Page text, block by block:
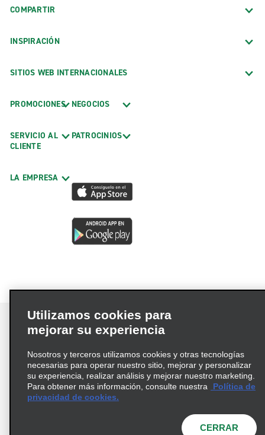
COMPARTIR
INSPIRACIÓN
SITIOS WEB INTERNACIONALES
PROMOCIONES
SERVICIO AL
CLIENTE
LA EMPRESA
NEGOCIOS
PATROCINIOS
Términos de uso
Política de privacidad
Política de cookies
Información de Salud del Consumidor
© 2026 Enterprise Holdings, Inc. Todos los derechos
Utilizamos cookies para
mejorar su experiencia
Nosotros y terceros utilizamos cookies y otras tecnologías
necesarias para operar nuestro sitio, mejorar y personalizar
su experiencia, realizar análisis y mejorar nuestro marketing.
Para obtener más información, consulte nuestra
Política de
privacidad de cookies.
CERRAR